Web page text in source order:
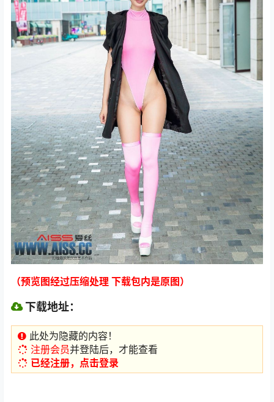
（预览图经过压缩处理 下载包内是原图）
下载地址：
此处为隐藏的内容！
注册会员并登陆后，才能查看
已经注册，点击登录